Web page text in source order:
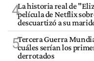
4La historia real de
película de Netflix
descuartizó a su
5Tercera Guerra
cuáles serían los
derrotados